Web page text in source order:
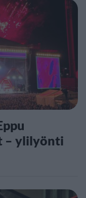
– ylilyönti